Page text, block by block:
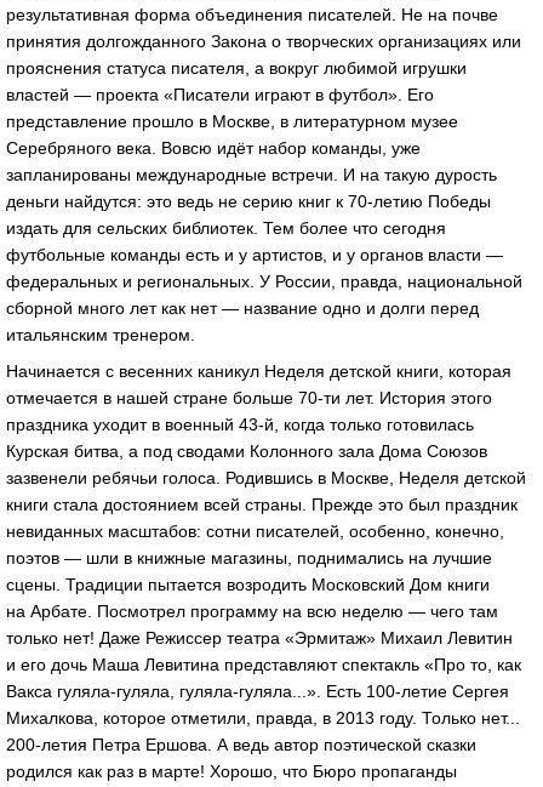
результативная форма объединения писателей. Не на почве
принятия долгожданного Закона о творческих организациях или
прояснения статуса писателя, а вокруг любимой игрушки
властей — проекта «Писатели играют в футбол». Его
представление прошло в Москве, в литературном музее
Серебряного века. Вовсю идёт набор команды, уже
запланированы международные встречи. И на такую дурость
деньги найдутся: это ведь не серию книг к 70-летию Победы
издать для сельских библиотек. Тем более что сегодня
футбольные команды есть и у артистов, и у органов власти —
федеральных и региональных. У России, правда, национальной
сборной много лет как нет — название одно и долги перед
итальянским тренером.
Начинается с весенних каникул Неделя детской книги, которая
отмечается в нашей стране больше 70-ти лет. История этого
праздника уходит в военный 43-й, когда только готовилась
Курская битва, а под сводами Колонного зала Дома Союзов
зазвенели ребячьи голоса. Родившись в Москве, Неделя детской
книги стала достоянием всей страны. Прежде это был праздник
невиданных масштабов: сотни писателей, особенно, конечно,
поэтов — шли в книжные магазины, поднимались на лучшие
сцены. Традиции пытается возродить Московский Дом книги
на Арбате. Посмотрел программу на всю неделю — чего там
только нет! Даже Режиссер театра «Эрмитаж» Михаил Левитин
и его дочь Маша Левитина представляют спектакль «Про то, как
Вакса гуляла-гуляла, гуляла-гуляла...». Есть 100-летие Сергея
Михалкова, которое отметили, правда, в 2013 году. Только нет...
200-летия Петра Ершова. А ведь автор поэтической сказки
родился как раз в марте! Хорошо, что Бюро пропаганды